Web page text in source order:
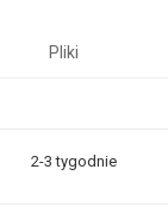
Pliki
2-3 tygodnie